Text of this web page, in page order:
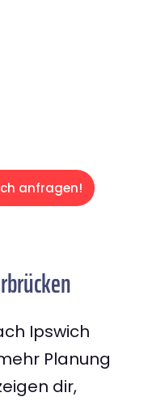
anfragen!
Ipswich
Planung
dir,